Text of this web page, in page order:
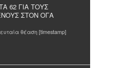
62 ΓΙΑ ΤΟΥΣ
ΣΤΟΝ ΟΓΑ
θέαση [timestamp]